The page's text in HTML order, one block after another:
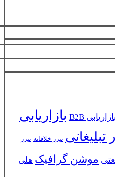
بازاریابی B2B
بازاریابی
تبلیغاتی تیزر خلاقانه تیزر
موشن گرافیک هلی